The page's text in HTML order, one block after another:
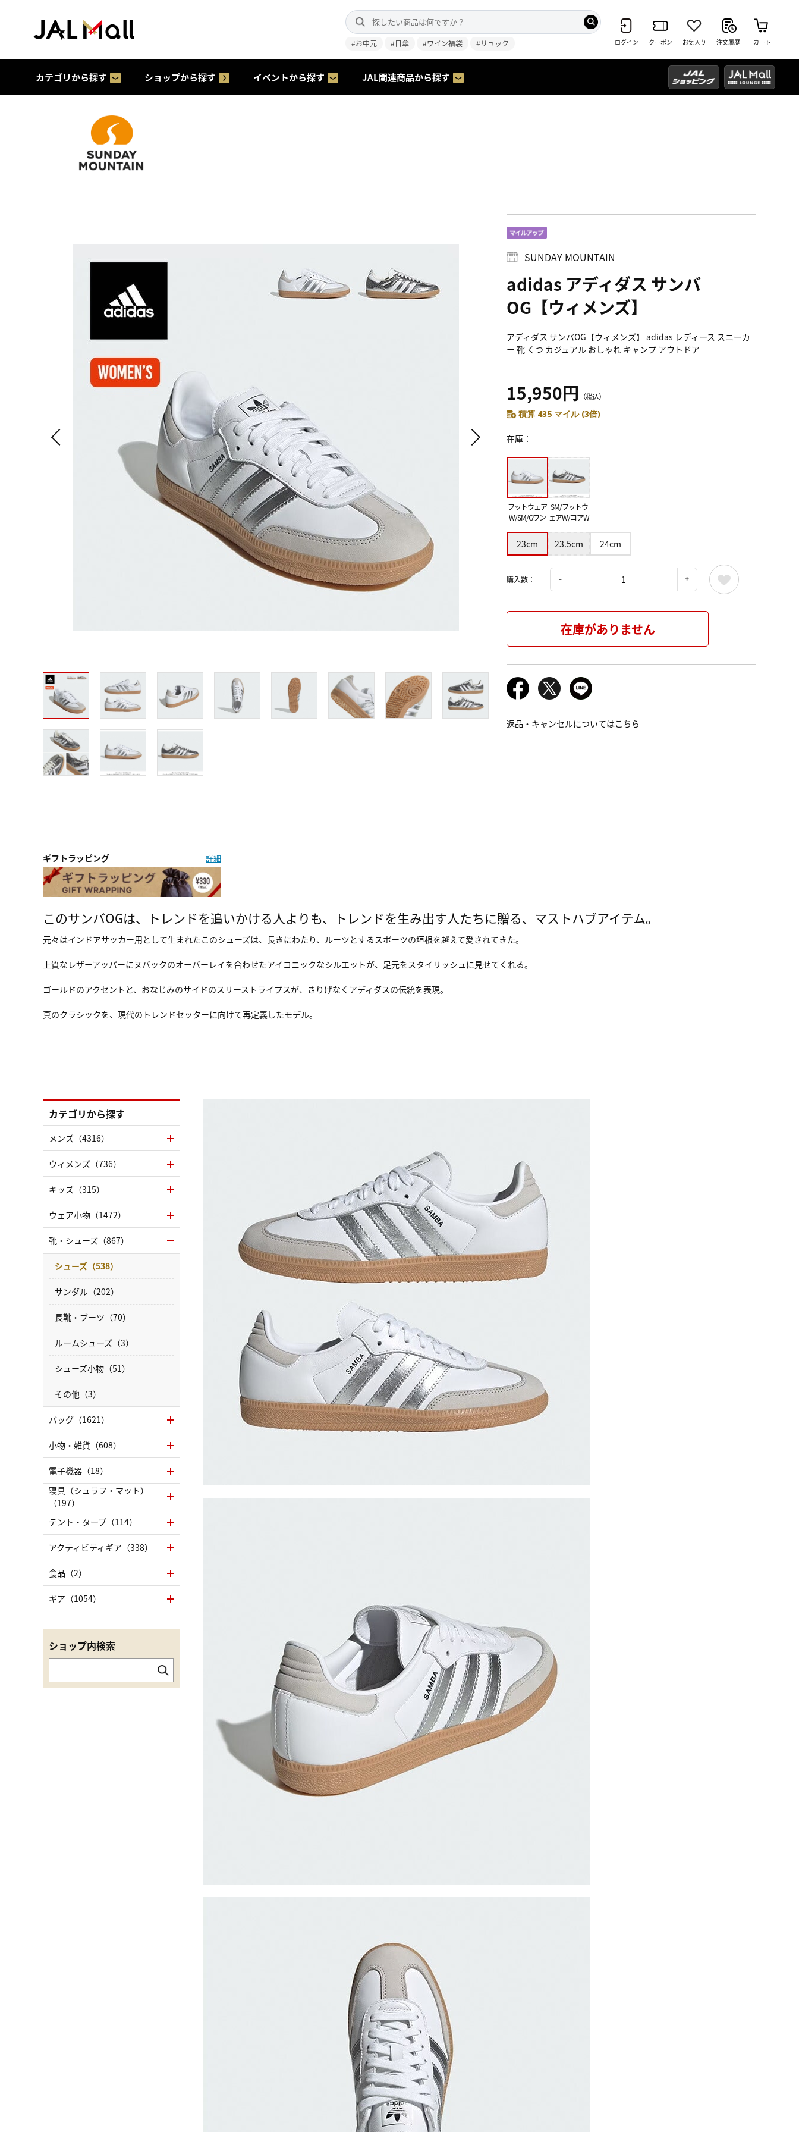
#お中元 #日傘 #ワイン福袋 #リュック ログイン クーポン お気入り 注文履歴 カート
カテゴリから探す ショップから探す イベントから探す JAL関連商品から探す
SUNDAY MOUNTAIN
adidas アディダス サンバ
OG【ウィメンズ】
アディダス サンバOG【ウィメンズ】 adidas レディース スニーカ
ー 靴 くつ カジュアル おしゃれ キャンプ アウトドア
15,950円 （税込）
積算 435 マイル (3倍)
在庫
フットウェア
W/SM/Gワン
SM/フットウ
ェアW/コアW
23cm 23.5cm 24cm
購入数：
在庫がありません
返品・キャンセルについてはこちら
ギフトラッピング 詳細
このサンバOGは、トレンドを追いかける人よりも、トレンドを生み出す人たちに贈る、マストハブアイテム。
元々はインドアサッカー用として生まれたこのシューズは、長きにわたり、ルーツとするスポーツの垣根を越えて愛されてきた。
上質なレザーアッパーにヌバックのオーバーレイを合わせたアイコニックなシルエットが、足元をスタイリッシュに見せてくれる。
ゴールドのアクセントと、おなじみのサイドのスリーストライプスが、さりげなくアディダスの伝統を表現。
真のクラシックを、現代のトレンドセッターに向けて再定義したモデル。
カテゴリから探す
メンズ（4316）
ウィメンズ（736）
キッズ（315）
ウェア小物（1472）
靴・シューズ（867）
シューズ（538）
サンダル（202）
長靴・ブーツ（70）
ルームシューズ（3）
シューズ小物（51）
その他（3）
バッグ（1621）
小物・雑貨（608）
電子機器（18）
寝具（シュラフ・マット）
（197）
テント・タープ（114）
アクティビティギア（338）
食品（2）
ギア（1054）
ショップ内検索